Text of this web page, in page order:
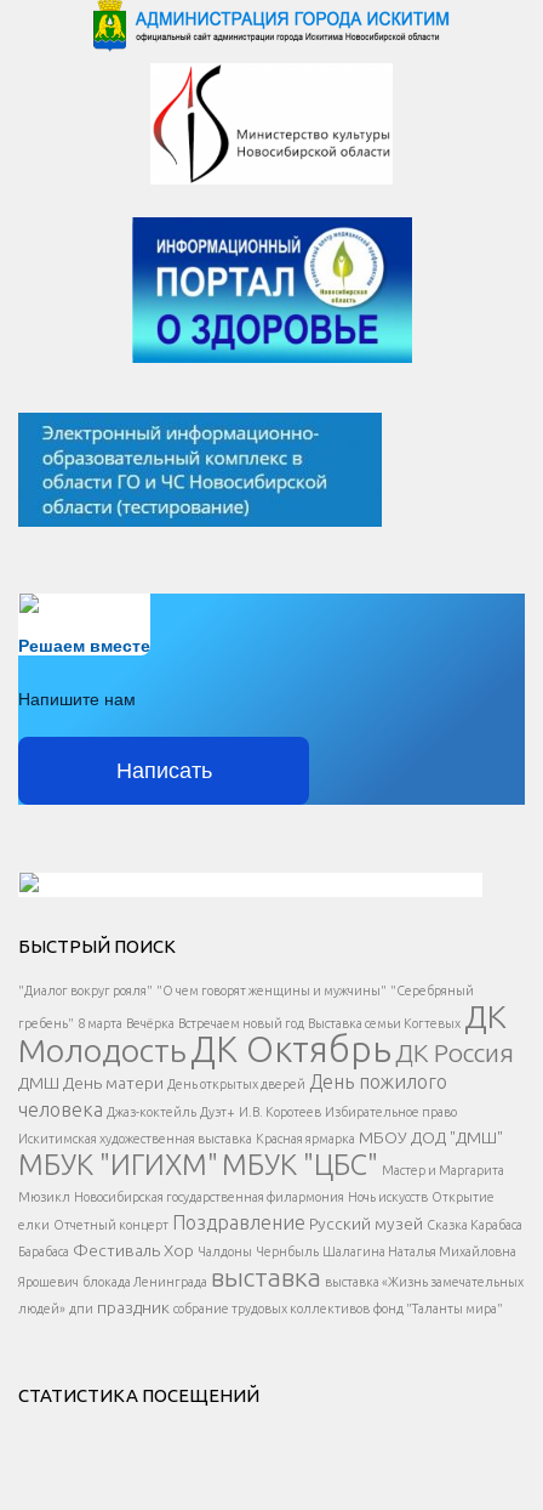
Решаем вместе
Напишите нам
Написать
Есть вопрос?
Напишите нам
</span >
Написать
</button >
</div >
</div > </div >
БЫСТРЫЙ ПОИСК
"Диалог вокруг рояля" "О чем говорят женщины и мужчины" "Серебряный
гребень" 8 марта Вечёрка Встречаем новый год Выставка семьи Когтевых ДК
МолодостьДК Октябрь ДК Россия
ДМШ День матери День открытых дверей День пожилого
человека Джаз-коктейль Дуэт+ И.В. Коротеев Избирательное право
Искитимская художественная выставка Красная ярмарка МБОУ ДОД "ДМШ"
МБУК "ИГИХМ" МБУК "ЦБС" Мастер и Маргарита
Мюзикл Новосибирская государственная филармония Ночь искусств Открытие
елки Отчетный концерт Поздравление Русский музей Сказка Карабаса
Барабаса Фестиваль Хор Чалдоны Чернбыль Шалагина Наталья Михайловна
Ярошевич блокада Ленинграда выставка выставка «Жизнь замечательных
людей» дпи праздник собрание трудовых коллективов фонд "Таланты мира"
СТАТИСТИКА ПОСЕЩЕНИЙ